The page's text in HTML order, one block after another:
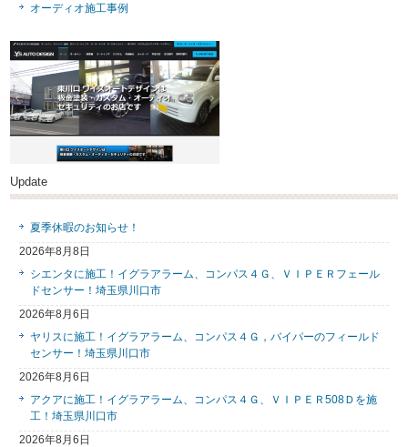
オーディオ施工事例
Update
夏季休暇のお知らせ！
2026年8月8日
シエンタに施工！イグラアラーム、コンパス４Ｇ、ＶＩＰＥＲフェール
ドセンサー！埼玉県川口市
2026年8月6日
ヤリスに施工！イグラアラーム、コンパス４Ｇ，バイパーのフィールド
センサー！埼玉県川口市
2026年8月6日
アクアに施工！イグラアラーム、コンパス４Ｇ、ＶＩＰＥＲ508Ｄを施
工！埼玉県川口市
2026年8月6日